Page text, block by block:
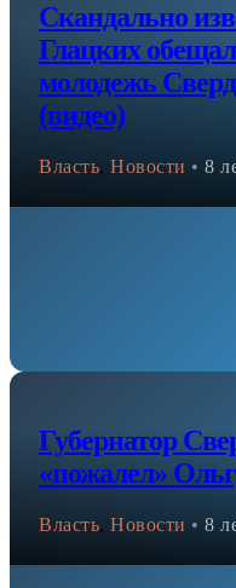
Скандально
Глацких
молодежь
(видео)
Власть, Новости • 8
Губернатор
«пожалел»
Власть, Новости • 8